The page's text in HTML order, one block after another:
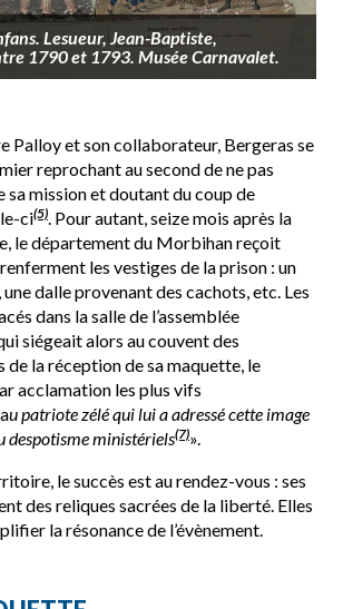
Lesueur, Jean-Baptiste,
1790 et 1793. Musée Carnavalet.
Palloy et son collaborateur, Bergeras se
reprochant au second de ne pas
sa mission et doutant du coup de
ci(5) . Pour autant, seize mois après la
le département du Morbihan reçoit
les vestiges de la prison : un
dalle provenant des cachots, etc. Les
dans la salle de l’assemblée
siégeait alors au couvent des
de la réception de sa maquette, le
acclamation les plus vifs
u patriote zélé qui lui a adressé cette image
despotisme ministériels(7)».
le succès est au rendez-vous : ses
des reliques sacrées de la liberté. Elles
la résonance de l’évènement.